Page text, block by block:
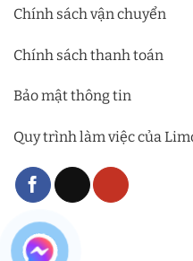
Chính sách vận chuyển
Chính sách thanh toán
Bảo mật thông tin
Quy trình làm việc của